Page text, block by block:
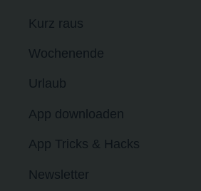
Kurz raus
Wochenende
Urlaub
App downloaden
App Tricks & Hacks
Newsletter